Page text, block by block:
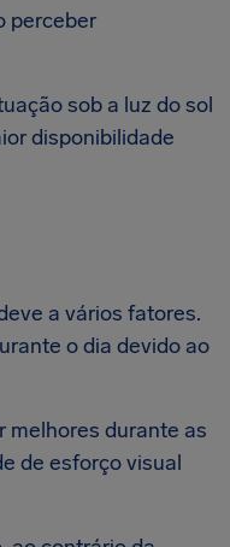
perceber
sob a luz do sol
disponibilidade
a vários fatores.
o dia devido ao
melhores durante as
de esforço visual